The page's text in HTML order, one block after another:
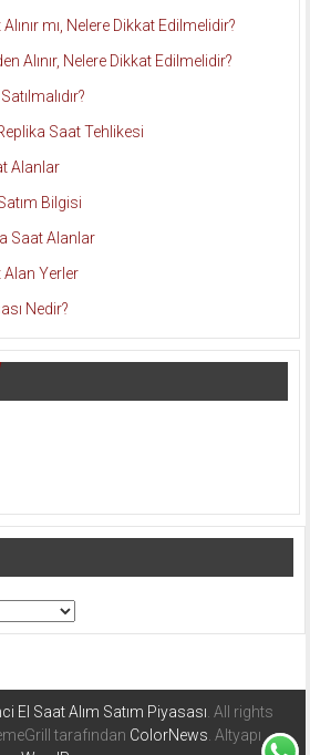
mı, Nelere Dikkat Edilmelidir?
Alınır, Nelere Dikkat Edilmelidir?
Saat Tehlikesi
Alanlar
Bilgisi
Saat Alanlar
Alan Yerler
Nedir?
El Saat Alım Satım Piyasası. All rights
tarafından ColorNews. Altyapı